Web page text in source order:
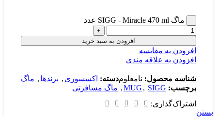
ماگ SIGG - Miracle 470 ml عدد
افزودن به سبد خرید
افزودن به مقایسه
افزودن به علاقه مندی
شناسه محصول: نامعلومدسته: اکسسوری , برندها , ماگ
برچسب:
MUG , SIGG
, ماگ مسافرتی
اشتراک‌گذاری:
بستن